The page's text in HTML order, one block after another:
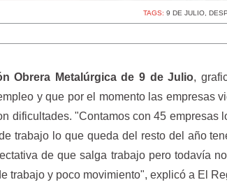
TAGS:9 DE JULIO ,
Obrera Metalúrgica de 9 de Julio,
y que por el momento las empresas
dificultades. "Contamos con 45 empresas
trabajo lo que queda del resto del año
de que salga trabajo pero todavía
trabajo y poco movimiento", explicó a El